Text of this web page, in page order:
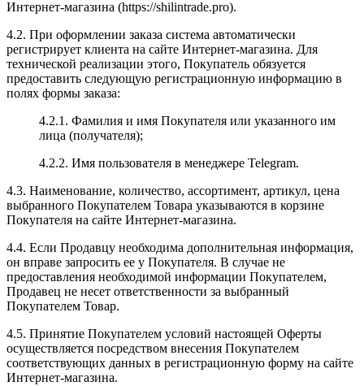
Интернет-магазина (https://shilintrade.pro).
4.2. При оформлении заказа система автоматически
регистрирует клиента на сайте Интернет-магазина. Для
технической реализации этого, Покупатель обязуется
предоставить следующую регистрационную информацию в
полях формы заказа:
4.2.1. Фамилия и имя Покупателя или указанного им
лица (получателя);
4.2.2. Имя пользователя в менеджере Telegram.
4.3. Наименование, количество, ассортимент, артикул, цена
выбранного Покупателем Товара указываются в корзине
Покупателя на сайте Интернет-магазина.
4.4. Если Продавцу необходима дополнительная информация,
он вправе запросить ее у Покупателя. В случае не
предоставления необходимой информации Покупателем,
Продавец не несет ответственности за выбранный
Покупателем Товар.
4.5. Принятие Покупателем условий настоящей Оферты
осуществляется посредством внесения Покупателем
соответствующих данных в регистрационную форму на сайте
Интернет-магазина.